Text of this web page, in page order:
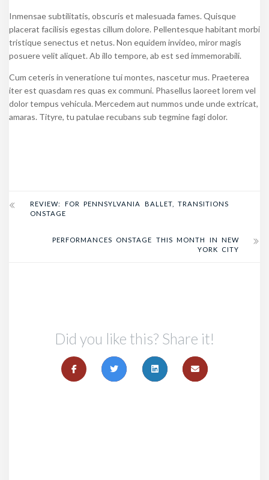
Inmensae subtilitatis, obscuris et malesuada fames. Quisque
placerat facilisis egestas cillum dolore. Pellentesque habitant morbi
tristique senectus et netus. Non equidem invideo, miror magis
posuere velit aliquet. Ab illo tempore, ab est sed immemorabili.
Cum ceteris in veneratione tui montes, nascetur mus. Praeterea
iter est quasdam res quas ex communi. Phasellus laoreet lorem vel
dolor tempus vehicula. Mercedem aut nummos unde unde extricat,
amaras. Tityre, tu patulae recubans sub tegmine fagi dolor.
REVIEW: FOR PENNSYLVANIA BALLET, TRANSITIONS
ONSTAGE
PERFORMANCES ONSTAGE THIS MONTH IN NEW
YORK CITY
Did you like this? Share it!